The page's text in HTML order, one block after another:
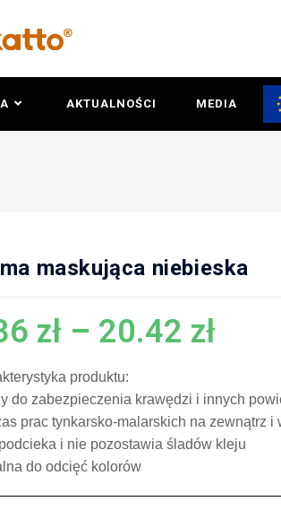
AKTUALNOŚCI MEDIA
maskująca niebieska
zł – 20.42 zł
produktu:
do zabezpieczenia krawędzi i innych
prac tynkarsko-malarskich na zewnątrz i
i nie pozostawia śladów kleju
do odcięć kolorów